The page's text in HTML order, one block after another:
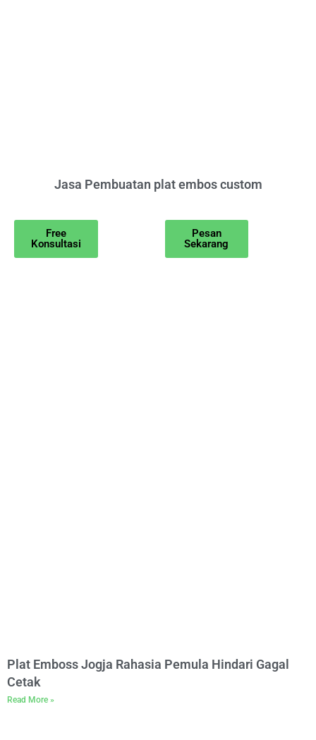
Jasa Pembuatan plat embos custom
Free
Konsultasi
Pesan
Sekarang
Plat Emboss Jogja Rahasia Pemula Hindari Gagal
Cetak
Read More »